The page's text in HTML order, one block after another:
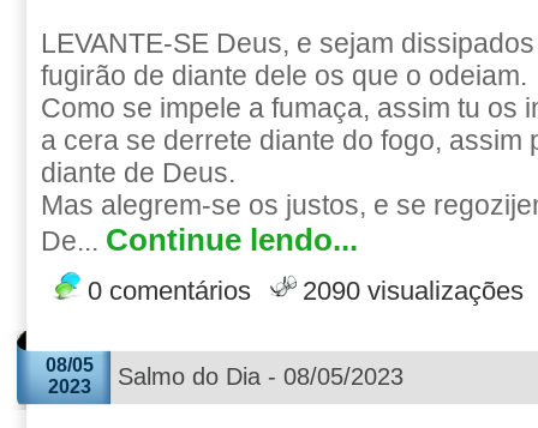
LEVANTE-SE Deus, e sejam
fugirão de diante dele os que o odeiam.
Como se impele a fumaça, assim tu os
a cera se derrete diante do fogo, assim
diante de Deus.
Mas alegrem-se os justos, e se
De... Continue lendo...
0 comentários 2090 visualizações
08/05
2023
Salmo do Dia - 08/05/2023